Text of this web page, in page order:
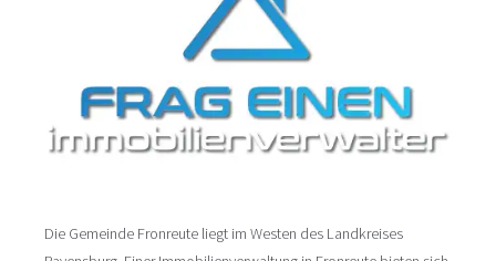
Die Gemeinde Fronreute liegt im Westen des Landkreises